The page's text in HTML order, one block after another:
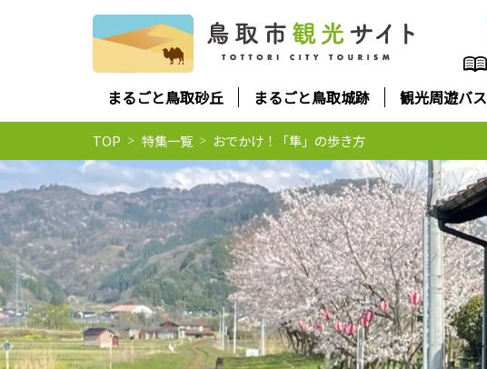
まるごと鳥取砂丘 まるごと鳥取城跡 観光周遊バス
TOP 特集一覧 おでかけ！「隼」の歩き方